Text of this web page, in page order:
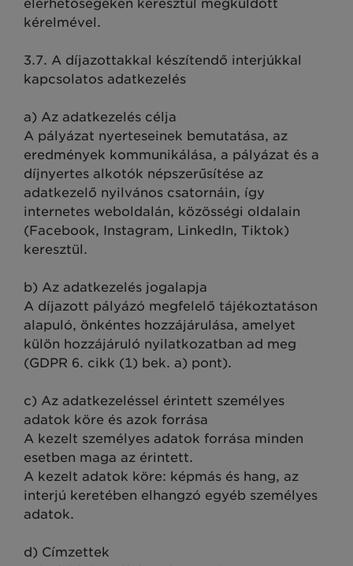
elérhetőségeken keresztül megküldött
kérelmével.
3.7. A díjazottakkal készítendő interjúkkal
kapcsolatos adatkezelés
a) Az adatkezelés célja
A pályázat nyerteseinek bemutatása, az
eredmények kommunikálása, a pályázat és a
díjnyertes alkotók népszerűsítése az
adatkezelő nyilvános csatornáin, így
internetes weboldalán, közösségi oldalain
(Facebook, Instagram, LinkedIn, Tiktok)
keresztül.
b) Az adatkezelés jogalapja
A díjazott pályázó megfelelő tájékoztatáson
alapuló, önkéntes hozzájárulása, amelyet
külön hozzájáruló nyilatkozatban ad meg
(GDPR 6. cikk (1) bek. a) pont).
c) Az adatkezeléssel érintett személyes
adatok köre és azok forrása
A kezelt személyes adatok forrása minden
esetben maga az érintett.
A kezelt adatok köre: képmás és hang, az
interjú keretében elhangzó egyéb személyes
adatok.
d) Címzettek